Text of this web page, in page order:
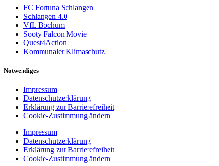
FC Fortuna Schlangen
Schlangen 4.0
VfL Bochum
Sooty Falcon Movie
Quest4Action
Kommunaler Klimaschutz
Notwendiges
Impressum
Datenschutzerklärung
Erklärung zur Barrierefreiheit
Cookie-Zustimmung ändern
Impressum
Datenschutzerklärung
Erklärung zur Barrierefreiheit
Cookie-Zustimmung ändern